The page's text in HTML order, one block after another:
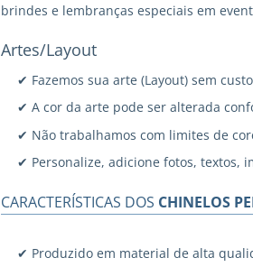
brindes e lembranças especiais em
Artes/Layout
✔ Fazemos sua arte (Layout) sem
✔ A cor da arte pode ser alterada
✔ Não trabalhamos com limites de
✔ Personalize, adicione fotos, textos,
CARACTERÍSTICAS DOS CHINELOS
✔ Produzido em material de alta